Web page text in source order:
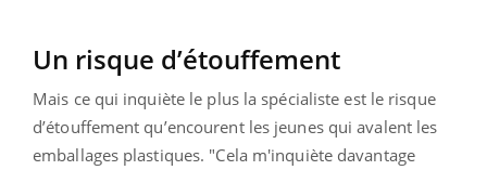
Un risque d’étouffement
Mais ce qui inquiète le plus la spécialiste est le risque
d’étouffement qu’encourent les jeunes qui avalent les
emballages plastiques. "Cela m'inquiète davantage